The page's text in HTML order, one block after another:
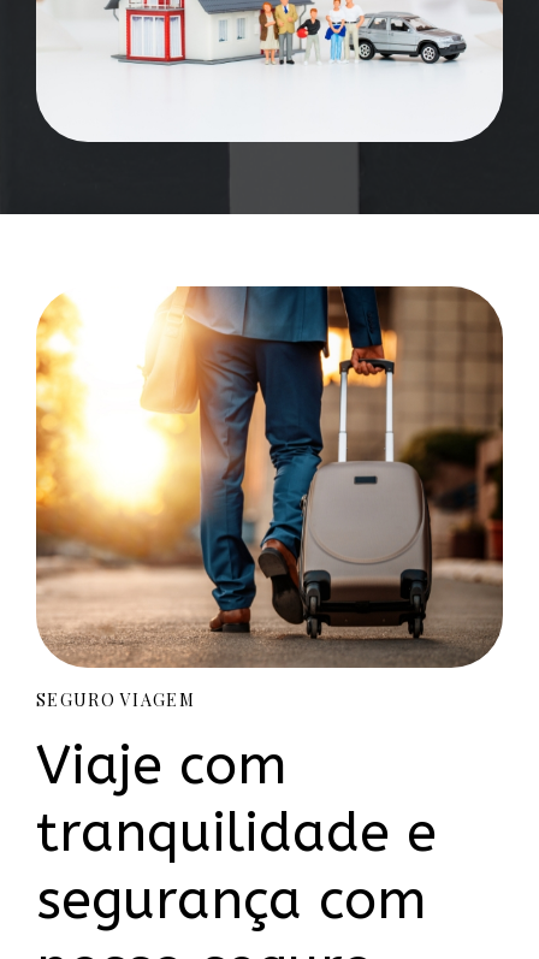
SEGURO VIAGEM
Viaje com
tranquilidade e
segurança com